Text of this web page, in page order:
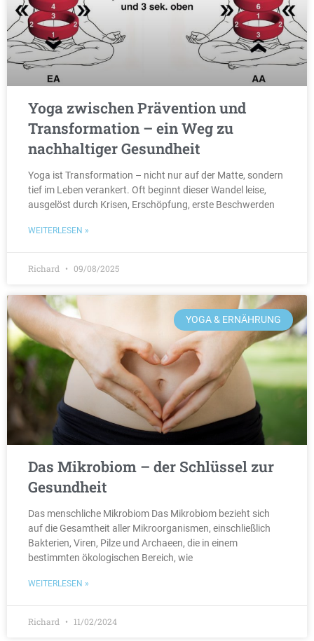
Yoga zwischen Prävention und
Transformation – ein Weg zu
nachhaltiger Gesundheit
Yoga ist Transformation – nicht nur auf der Matte, sondern
tief im Leben verankert. Oft beginnt dieser Wandel leise,
ausgelöst durch Krisen, Erschöpfung, erste Beschwerden
WEITERLESEN »
Richard 09/08/2025
YOGA & ERNÄHRUNG
Das Mikrobiom – der Schlüssel zur
Gesundheit
Das menschliche Mikrobiom Das Mikrobiom bezieht sich
auf die Gesamtheit aller Mikroorganismen, einschließlich
Bakterien, Viren, Pilze und Archaeen, die in einem
bestimmten ökologischen Bereich, wie
WEITERLESEN »
Richard 11/02/2024